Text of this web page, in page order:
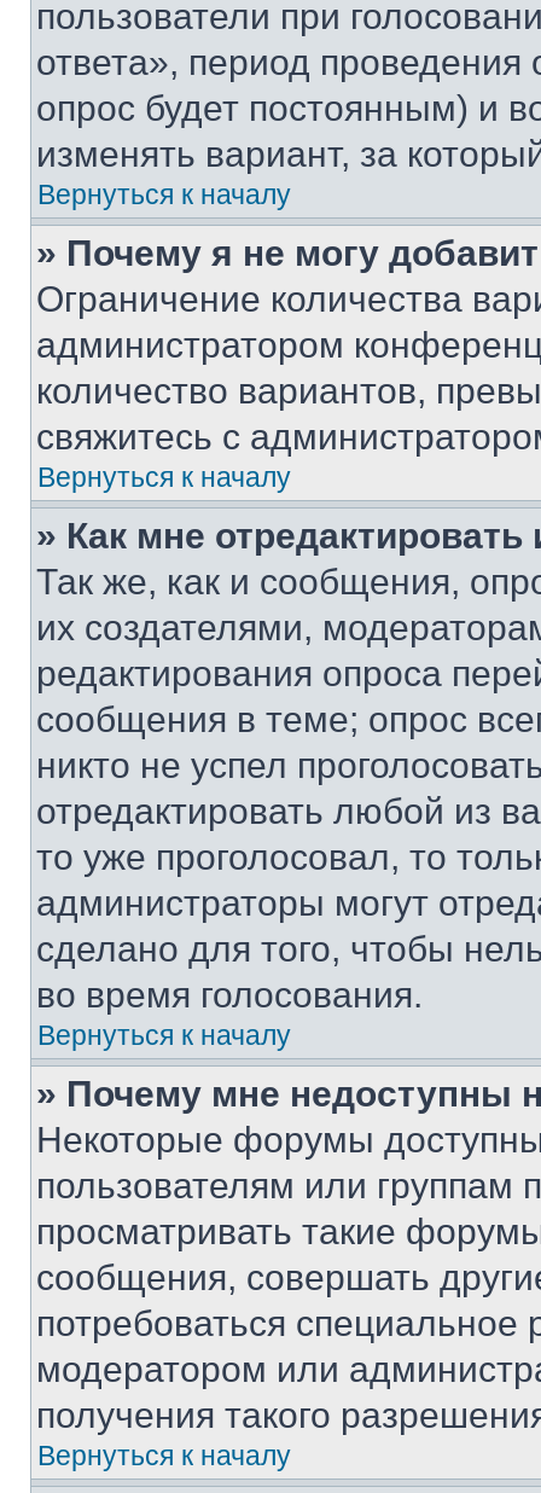
пользователи при
ответа», период проведения
опрос будет постоянным) и
изменять вариант, за
Вернуться к началу
» Почему я не могу
Ограничение количества
администратором
количество вариантов,
свяжитесь с
Вернуться к началу
» Как мне
Так же, как и сообщения,
их создателями,
редактирования опроса
сообщения в теме; опрос
никто не успел
отредактировать любой из
то уже проголосовал, то
администраторы могут
сделано для того, чтобы
во время голосования.
Вернуться к началу
» Почему мне недоступны
Некоторые форумы
пользователям или группам
просматривать такие
сообщения, совершать
потребоваться
модератором или
получения такого
Вернуться к началу